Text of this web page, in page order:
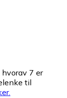
7 er
til